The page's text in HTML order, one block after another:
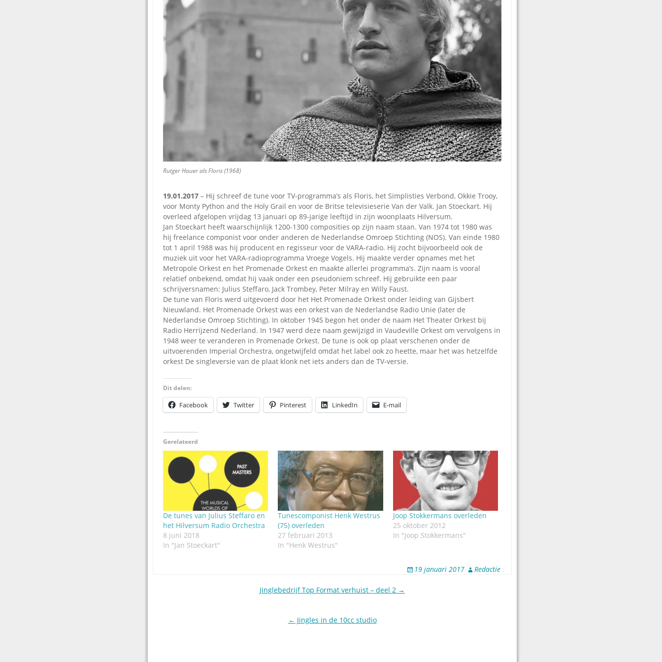
Omroepbanden
Stoomfluit Klaas
Uitvinding
jinglecassette
Rutger Hauer als Floris (1968)
19.01.2017 – Hij schreef de tune voor TV-programma’s als Floris, het Simplisties Verbond, Okkie Trooy,
voor Monty Python and the Holy Grail en voor de Britse televisieserie Van der Valk. Jan Stoeckart. Hij
overleed afgelopen vrijdag 13 januari op 89-jarige leeftijd in zijn woonplaats Hilversum.
Jan Stoeckart heeft waarschijnlijk 1200-1300 composities op zijn naam staan. Van 1974 tot 1980 was
hij freelance componist voor onder anderen de Nederlandse Omroep Stichting (NOS). Van einde 1980
tot 1 april 1988 was hij producent en regisseur voor de VARA-radio. Hij zocht bijvoorbeeld ook de
muziek uit voor het VARA-radioprogramma Vroege Vogels. Hij maakte verder opnames met het
Metropole Orkest en het Promenade Orkest en maakte allerlei programma’s. Zijn naam is vooral
relatief onbekend, omdat hij vaak onder een pseudoniem schreef. Hij gebruikte een paar
schrijversnamen: Julius Steffaro, Jack Trombey, Peter Milray en Willy Faust.
De tune van Floris werd uitgevoerd door het Het Promenade Orkest onder leiding van Gijsbert
Nieuwland. Het Promenade Orkest was een orkest van de Nederlandse Radio Unie (later de
Nederlandse Omroep Stichting). In oktober 1945 begon het onder de naam Het Theater Orkest bij
Radio Herrijzend Nederland. In 1947 werd deze naam gewijzigd in Vaudeville Orkest om vervolgens in
1948 weer te veranderen in Promenade Orkest. De tune is ook op plaat verschenen onder de
uitvoerenden Imperial Orchestra, ongetwijfeld omdat het label ook zo heette, maar het was hetzelfde
orkest De singleversie van de plaat klonk net iets anders dan de TV-versie.
Dit delen:
Facebook Twitter Pinterest LinkedIn E-mail
Gerelateerd
De tunes van Julius Steffaro en
het Hilversum Radio Orchestra
8 juni 2018
In "Jan Stoeckart"
Tunescomponist Henk Westrus
(75) overleden
27 februari 2013
In "Henk Westrus"
Joop Stokkermans overleden
25 oktober 2012
In "Joop Stokkermans"
19 januari 2017 Redactie
Jinglebedrijf Top Format verhuist – deel 2 →
← Jingles in de 10cc studio